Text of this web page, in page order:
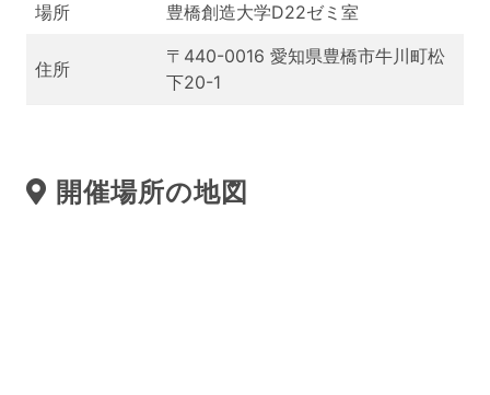
場所
豊橋創造大学D22ゼミ室
住所
〒440-0016 愛知県豊橋市牛川町松
下20-1
開催場所の地図